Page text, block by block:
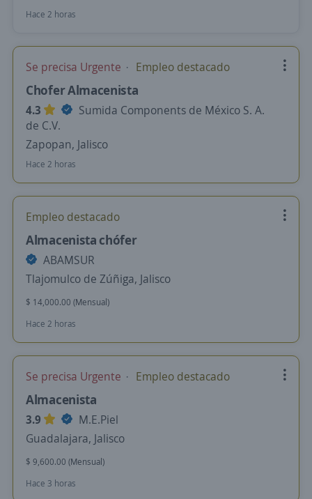
Hace 2 horas
Se precisa Urgente Empleo destacado
Chofer Almacenista
4.3
Sumida Components de México S. A.
de C.V.
Zapopan, Jalisco
Hace 2 horas
Empleo destacado
Almacenista chófer
ABAMSUR
Tlajomulco de Zúñiga, Jalisco
$ 14,000.00 (Mensual)
Hace 2 horas
Se precisa Urgente Empleo destacado
Almacenista
3.9
M.E.Piel
Guadalajara, Jalisco
$ 9,600.00 (Mensual)
Hace 3 horas